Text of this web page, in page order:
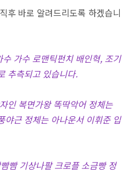
후 바로 알려드리도록 하겠습니
가수 로맨틱펀치 배인혁, 조기
추측되고 있습니다.
인 복면가왕 똑딱악어 정체는
야근 정체는 아나운서 이휘준 입
빰 기상나팔 크로플 소금빵 정